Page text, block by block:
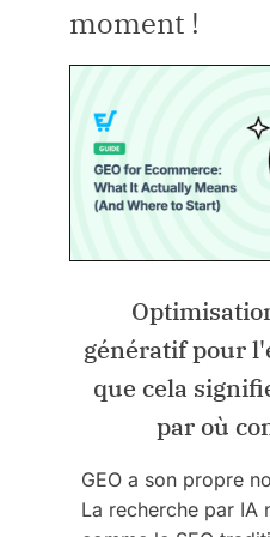
moment !
génératif pour
que cela
par où
GEO a son propre
La recherche par IA